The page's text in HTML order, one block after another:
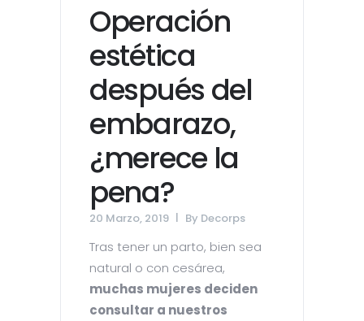
Operación
estética
después del
embarazo,
¿merece la
pena?
20 Marzo, 2019 By Decorps
Tras tener un parto, bien sea
natural o con cesárea,
muchas mujeres deciden
consultar a nuestros